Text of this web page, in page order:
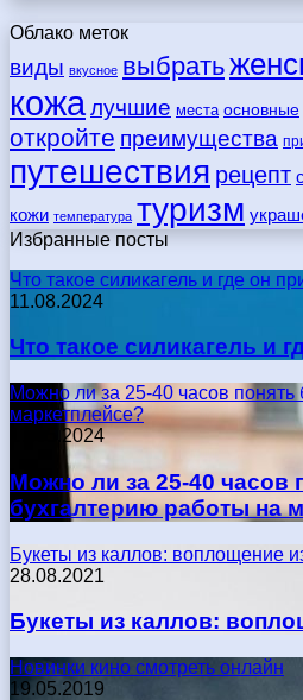
Облако меток
виды вкусное выбрать
кожалучшие места основные
откройте преимущества
путешествия рецепт
кожи температура туризм
Избранные посты
Что такое силикагель и где он
11.08.2024
Что такое силикагель и
Можно ли за 25-40 часов понять
маркетплейсе?
17.05.2024
Можно ли за 25-40 часов
бухгалтерию работы на
Букеты из каллов: воплощение
28.08.2021
Букеты из каллов:
Новинки кино смотреть онлайн
19.05.2019